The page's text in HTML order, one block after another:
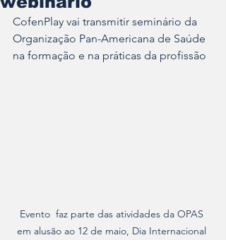
CofenPlay vai transmitir seminário da
Organização Pan-Americana de Saúde
na formação e na práticas da profissão
Evento  faz parte das atividades da OPAS
em alusão ao 12 de maio, Dia Internacional